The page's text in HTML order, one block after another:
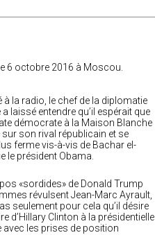
6 octobre 2016 à Moscou.
à la radio, le chef de la diplomatie
laissé entendre qu’il espérait que
démocrate à la Maison Blanche
sur son rival républicain et se
ferme vis-à-vis de Bachar el-
le président Obama.
«sordides» de Donald Trump
révulsent Jean-Marc Ayrault,
seulement pour cela qu’il désire
d’Hillary Clinton à la présidentielle
avec les prises de position